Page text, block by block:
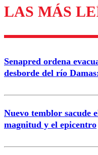
Los comentarios
Correo
LAS MÁS
Senapred ordena
desborde del río
Nuevo temblor sacude
magnitud y el epicentro